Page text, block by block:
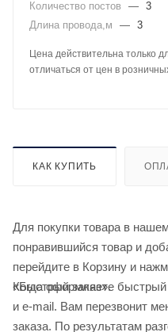
Количество постов
— 3
Длина провода,м
— 3
Цена действительна только
отличаться от цен в
КАК КУПИТЬ
Для покупки товара в
понравившийся товар и
перейдите в Корзину и
«Быстрый заказ».
Когда оформляете
и e-mail. Вам перезвонит
заказа. По результатам